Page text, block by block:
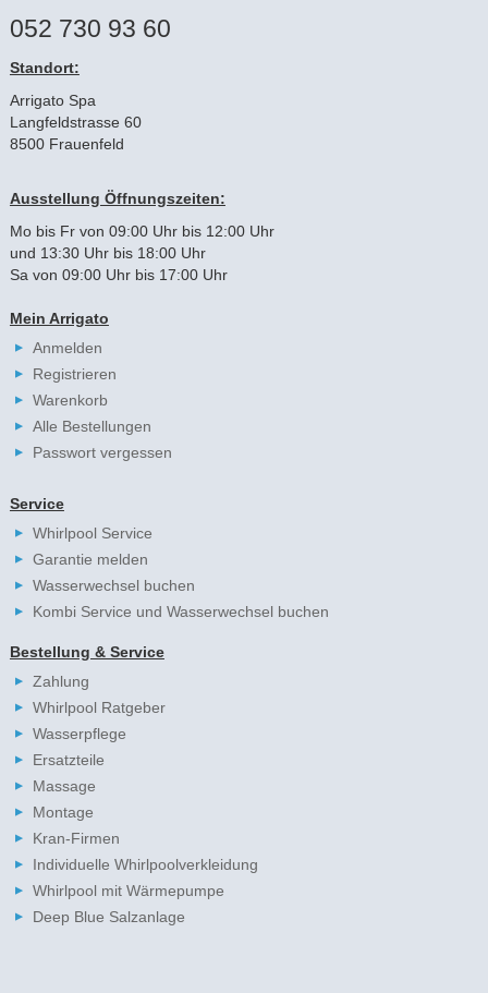
052 730 93 60
Standort:
Arrigato Spa
Langfeldstrasse 60
8500 Frauenfeld
Ausstellung Öffnungszeiten:
Mo bis Fr von 09:00 Uhr bis 12:00 Uhr
und 13:30 Uhr bis 18:00 Uhr
Sa von 09:00 Uhr bis 17:00 Uhr
Mein Arrigato
Anmelden
Registrieren
Warenkorb
Alle Bestellungen
Passwort vergessen
Service
Whirlpool Service
Garantie melden
Wasserwechsel buchen
Kombi Service und Wasserwechsel buchen
Bestellung & Service
Zahlung
Whirlpool Ratgeber
Wasserpflege
Ersatzteile
Massage
Montage
Kran-Firmen
Individuelle Whirlpoolverkleidung
Whirlpool mit Wärmepumpe
Deep Blue Salzanlage